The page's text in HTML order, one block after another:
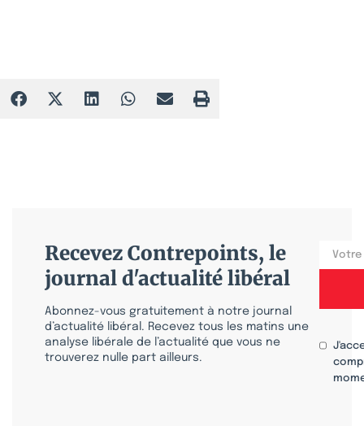
Recevez Contrepoints, le
journal d'actualité libéral
Abonnez-vous gratuitement à notre journal
d’actualité libéral. Recevez tous les matins une
analyse libérale de l’actualité que vous ne
trouverez nulle part ailleurs.